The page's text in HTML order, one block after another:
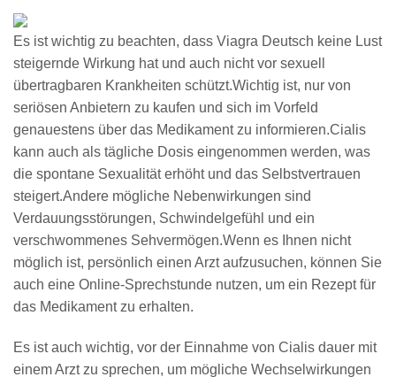
Es ist wichtig zu beachten, dass Viagra Deutsch keine Lust
steigernde Wirkung hat und auch nicht vor sexuell
übertragbaren Krankheiten schützt.Wichtig ist, nur von
seriösen Anbietern zu kaufen und sich im Vorfeld
genauestens über das Medikament zu informieren.Cialis
kann auch als tägliche Dosis eingenommen werden, was
die spontane Sexualität erhöht und das Selbstvertrauen
steigert.Andere mögliche Nebenwirkungen sind
Verdauungsstörungen, Schwindelgefühl und ein
verschwommenes Sehvermögen.Wenn es Ihnen nicht
möglich ist, persönlich einen Arzt aufzusuchen, können Sie
auch eine Online-Sprechstunde nutzen, um ein Rezept für
das Medikament zu erhalten.
Es ist auch wichtig, vor der Einnahme von Cialis dauer mit
einem Arzt zu sprechen, um mögliche Wechselwirkungen